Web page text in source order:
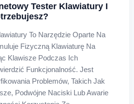
Tester Klawiatury I
To Narzędzie Oparte Na
Fizyczną Klawiaturę Na
Klawisze Podczas Ich
Funkcjonalność. Jest
Problemów, Takich Jak
Podwójne Naciski Lub Awarie